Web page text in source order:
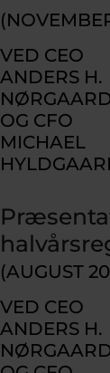
VED CEO
ANDERS H.
OG CFO
MICHAEL
(AUGUST
VED CEO
ANDERS H.